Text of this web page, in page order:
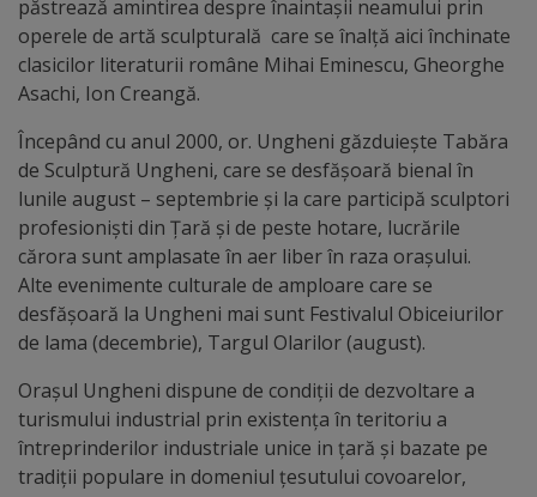
Galerii
foto
Administrație
Primărie
Primar
Viceprimari
Organigrama
Aparatul
primăriei
păstrează amintirea despre înaintaşii neamului prin
operele de artă sculpturală care se înalţă aici închinate
clasicilor literaturii române Mihai Eminescu, Gheorghe
Asachi, Ion Creangă.
Începând cu anul 2000, or. Ungheni găzduieşte Tabăra
de Sculptură Ungheni, care se desfăşoară bienal în
lunile august – septembrie şi la care participă sculptori
profesionişti din Ţară şi de peste hotare, lucrările
cărora sunt amplasate în aer liber în raza oraşului.
Alte evenimente culturale de amploare care se
desfăşoară la Ungheni mai sunt Festivalul Obiceiurilor
de lama (decembrie), Targul Olarilor (august).
Oraşul Ungheni dispune de condiţii de dezvoltare a
turismului industrial prin existenţa în teritoriu a
întreprinderilor industriale unice in ţară şi bazate pe
tradiţii populare in domeniul ţesutului covoarelor,